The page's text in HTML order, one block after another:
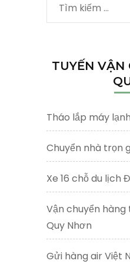
Tìm
kiếm
TUYẾN VẬN
Tháo lắp máy
Chuyển nhà trọn
Xe 16 chỗ du lịch
Vận chuyển
Quy Nhơn
Gửi hàng air Việt